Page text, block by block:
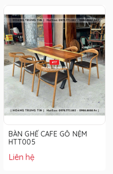
BÀN GHẾ CAFE GỖ NỆM
HTT005
Liên hệ